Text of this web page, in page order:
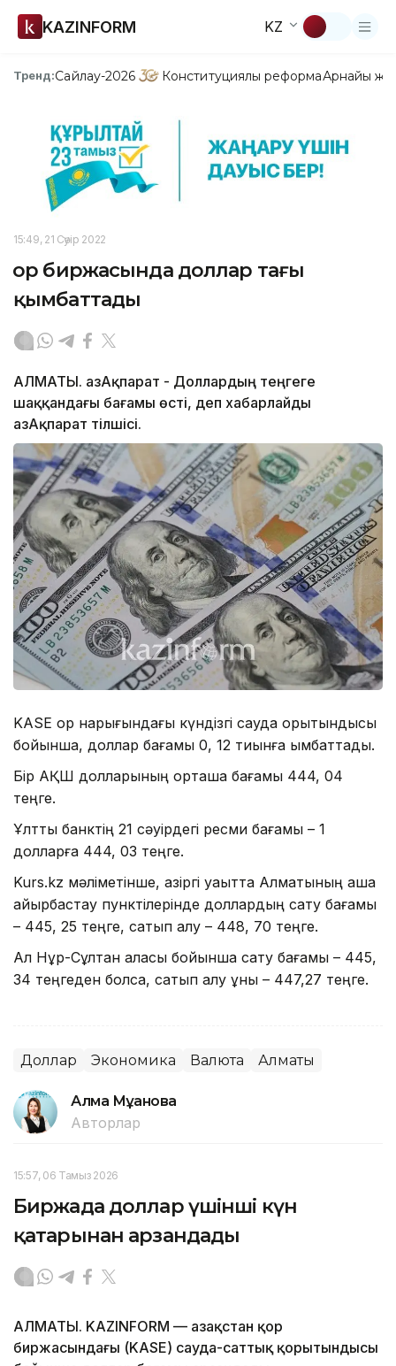
KAZINFORM KZ
Тренд:Сайлау-2026 Конституциялық реформаАрнайы
15:49, 21 Сәуір 2022
Қор биржасында доллар тағы
қымбаттады
АЛМАТЫ. ҚазАқпарат - Доллардың теңгеге
шаққандағы бағамы өсті, деп хабарлайды
ҚазАқпарат тілшісі.
KASE қор нарығындағы күндізгі сауда қорытындысы
бойынша, доллар бағамы 0, 12 тиынға қымбаттады.
Бір АҚШ долларының орташа бағамы 444, 04
теңге.
Ұлттық банктің 21 сәуірдегі ресми бағамы – 1
долларға 444, 03 теңге.
Kurs.kz мәліметінше, қазіргі уақытта Алматының ақша
айырбастау пунктілерінде доллардың сату бағамы
– 445, 25 теңге, сатып алу – 448, 70 теңге.
Ал Нұр-Сұлтан қаласы бойынша сату бағамы – 445,
34 теңгеден болса, сатып алу құны – 447,27 теңге.
Доллар Экономика Валюта Алматы
Алма Мұқанова
Авторлар
15:57, 06 Тамыз 2026
Биржада доллар үшінші күн
қатарынан арзандады
АЛМАТЫ. KAZINFORM — Қазақстан қор
биржасындағы (KASE) сауда-саттық қорытындысы